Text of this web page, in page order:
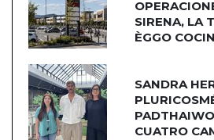
SIRENA, LA
ÈGGO
SANDRA
CUATRO